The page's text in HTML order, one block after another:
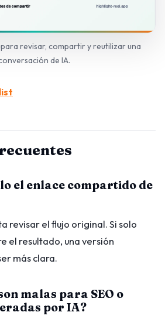
revisar, compartir y reutilizar una
de IA.
el enlace compartido de
revisar el flujo original. Si solo
el resultado, una versión
más clara.
malas para SEO o
por IA?